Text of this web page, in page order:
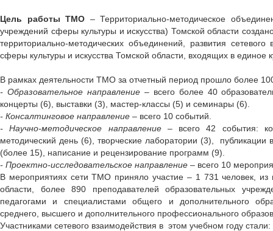
Цель работы ТМО – Территориально-методическое
учреждений сферы культуры и искусства) Томской области
территориально-методических объединений, развития
сферы культуры и искусства Томской области, входящих в единое
В рамках деятельности ТМО за отчетный период прошло более
- Образовательное направление– всего более 40
концерты (6), выставки (3), мастер-классы (5) и семинары (6).
- Консалтинговое направление – всего 10 событий.
- Научно-методическое направление– всего 42 события:
методический день (6), творческие лаборатории (3), публикации
(более 15), написание и рецензирование программ (9).
- Проектно-исследовательское направление – всего 10
В мероприятиях сети ТМО приняло участие – 1 731 человек, из
области, более 890 преподавателей образовательных
педагогами и специалистами общего и дополнительного
среднего, высшего и дополнительного профессионального
Участниками сетевого взаимодействия в этом учебном году стали: